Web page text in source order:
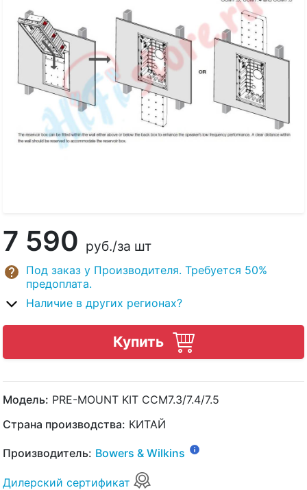
7 590 руб./за шт
Под заказ у Производителя. Требуется 50%
предоплата.
Наличие в других регионах?
Купить
Модель: PRE-MOUNT KIT CCM7.3/7.4/7.5
Страна производства: КИТАЙ
Производитель: Bowers & Wilkins
Дилерский сертификат